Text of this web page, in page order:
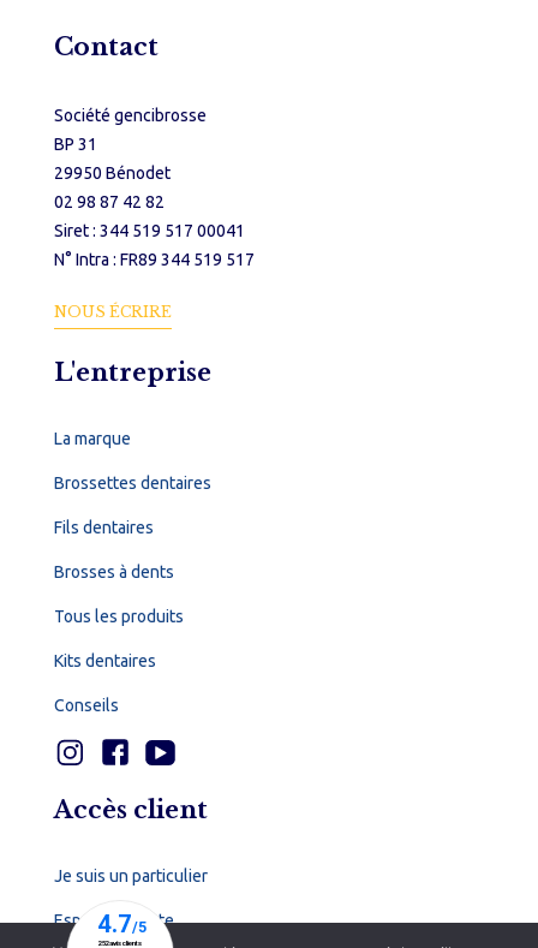
Contact
Société gencibrosse
BP 31
29950 Bénodet
02 98 87 42 82
Siret : 344 519 517 00041
N° Intra : FR89 344 519 517
NOUS ÉCRIRE
L'entreprise
La marque
Brossettes dentaires
Fils dentaires
Brosses à dents
Tous les produits
Kits dentaires
Conseils
Accès client
Je suis un particulier
Espace dentiste